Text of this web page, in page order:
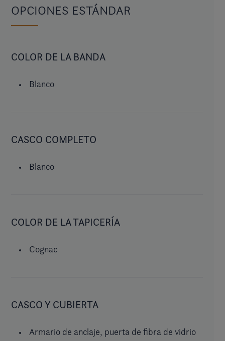
OPCIONES ESTÁNDAR
COLOR DE LA BANDA
Blanco
CASCO COMPLETO
Blanco
COLOR DE LA TAPICERÍA
Cognac
CASCO Y CUBIERTA
Armario de anclaje, puerta de fibra de vidrio